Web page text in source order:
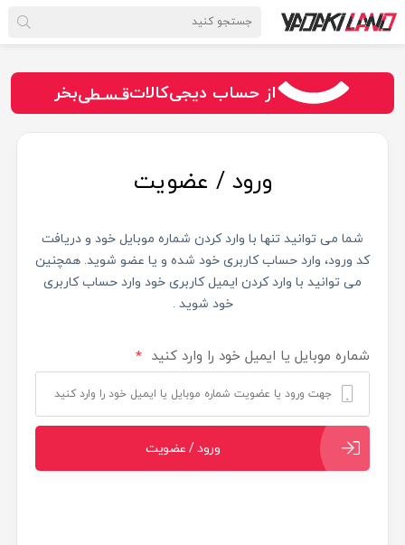
از حساب دیجی‌کالات
سـریــع
امـــــن
قـسـطیبخر
ورود / عضویت
شما می توانید تنها با وارد کردن شماره موبایل خود و دریافت
کد ورود، وارد حساب کاربری خود شده و یا عضو شوید. همچنین
می توانید با وارد کردن ایمیل کاربری خود وارد حساب کاربری
خود شوید .
شماره موبایل یا ایمیل خود را وارد کنید *
ورود / عضویت